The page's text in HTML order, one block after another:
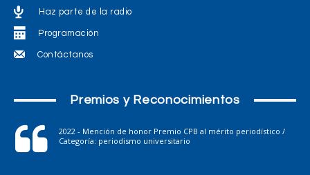
Haz parte de la radio
Programación
Contáctanos
Premios y Reconocimientos
2022 - Mención de honor Premio CPB al mérito periodístico /
Categoría: periodismo universitario